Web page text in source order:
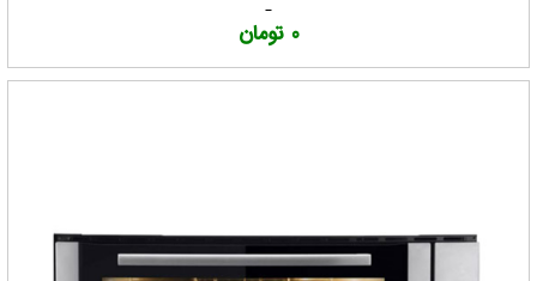
0 تومان